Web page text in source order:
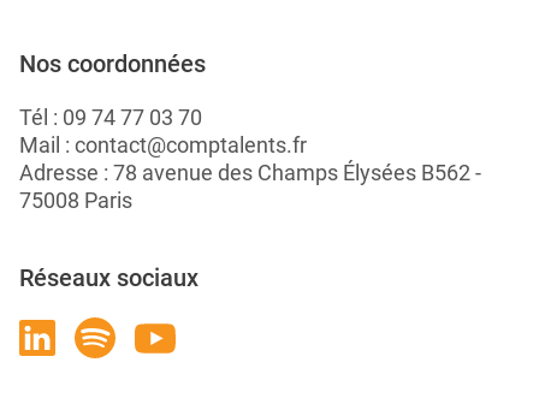
Nos coordonnées
Tél : 09 74 77 03 70
Mail : contact@comptalents.fr
Adresse : 78 avenue des Champs Élysées B562 -
75008 Paris
Réseaux sociaux